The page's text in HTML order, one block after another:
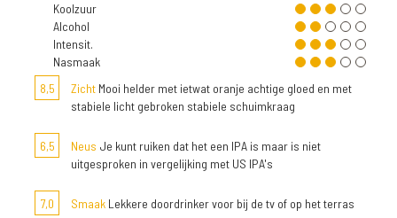
Koolzuur
Alcohol
Intensit.
Nasmaak
8,5
Zicht Mooi helder met ietwat oranje achtige gloed en met
stabiele licht gebroken stabiele schuimkraag
6,5 Neus Je kunt ruiken dat het een IPA is maar is niet
uitgesproken in vergelijking met US IPA's
7,0 Smaak Lekkere doordrinker voor bij de tv of op het terras